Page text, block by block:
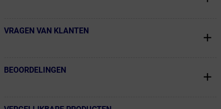
← Terug naar productnavigatie
VRAGEN VAN KLANTEN
← Terug naar productnavigatie
BEOORDELINGEN